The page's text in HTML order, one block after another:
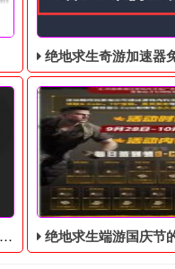
绝地求生奇游加速器免费领7
绝地求生端游国庆节的终极白嫖活动，活